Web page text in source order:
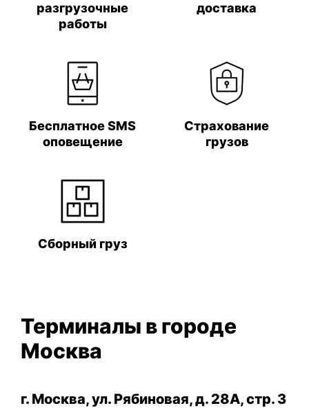
разгрузочные
работы
доставка
Бесплатное SMS
оповещение
Страхование
грузов
Сборный груз
Терминалы в городе
Москва
г. Москва, ул. Рябиновая, д. 28А, стр. 3